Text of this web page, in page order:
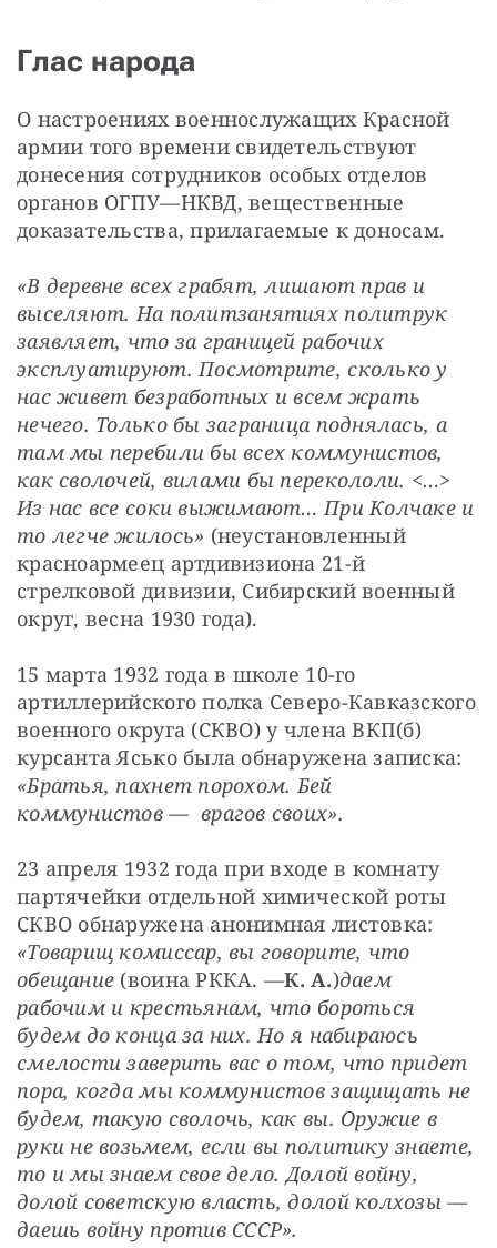
Глас народа
О настроениях военнослужащих Красной
армии того времени свидетельствуют
донесения сотрудников особых отделов
органов ОГПУ—НКВД, вещественные
доказательства, прилагаемые к доносам.
«В деревне всех грабят, лишают прав и
выселяют. На политзанятиях политрук
заявляет, что за границей рабочих
эксплуатируют. Посмотрите, сколько у
нас живет безработных и всем жрать
нечего. Только бы заграница поднялась, а
там мы перебили бы всех коммунистов,
как сволочей, вилами бы перекололи. <…>
Из нас все соки выжимают… При Колчаке и
то легче жилось» (неустановленный
красноармеец артдивизиона 21-й
стрелковой дивизии, Сибирский военный
округ, весна 1930 года).
15 марта 1932 года в школе 10-го
артиллерийского полка Северо-Кавказского
военного округа (СКВО) у члена ВКП(б)
«Братья, пахнет порохом. Бей
коммунистов —  врагов своих».
23 апреля 1932 года при входе в комнату
партячейки отдельной химической роты
«Товарищ комиссар, вы говорите, что
обещание (воина РККА. —К. А.)даем
рабочим и крестьянам, что бороться
будем до конца за них. Но я набираюсь
смелости заверить вас о том, что придет
пора, когда мы коммунистов защищать не
будем, такую сволочь, как вы. Оружие в
руки не возьмем, если вы политику знаете,
то и мы знаем свое дело. Долой войну,
долой советскую власть, долой колхозы —
даешь войну против СССР».